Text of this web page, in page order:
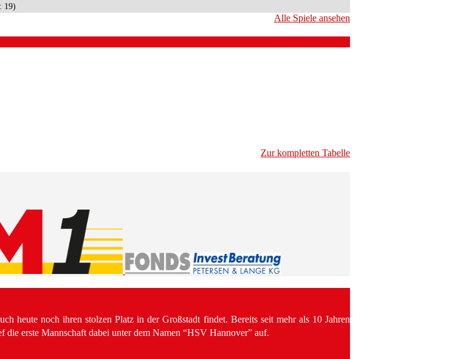
19)
Alle Spiele ansehen
Zur kompletten Tabelle
heute noch ihren stolzen Platz in der Großstadt findet. Bereits seit mehr als 10 Jahren
erste Mannschaft dabei unter dem Namen “HSV Hannover” auf.